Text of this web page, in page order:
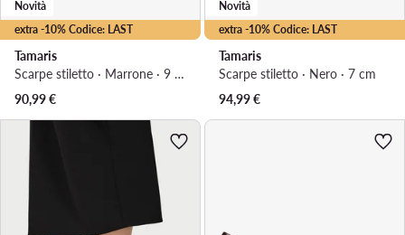
extra -10% Codice: LAST
Novità
Tamaris
Scarpe stiletto · Marrone · 9 cm
90,99€
extra -10% Codice: LAST
Novità
Tamaris
Scarpe stiletto · Nero · 7 cm
94,99€